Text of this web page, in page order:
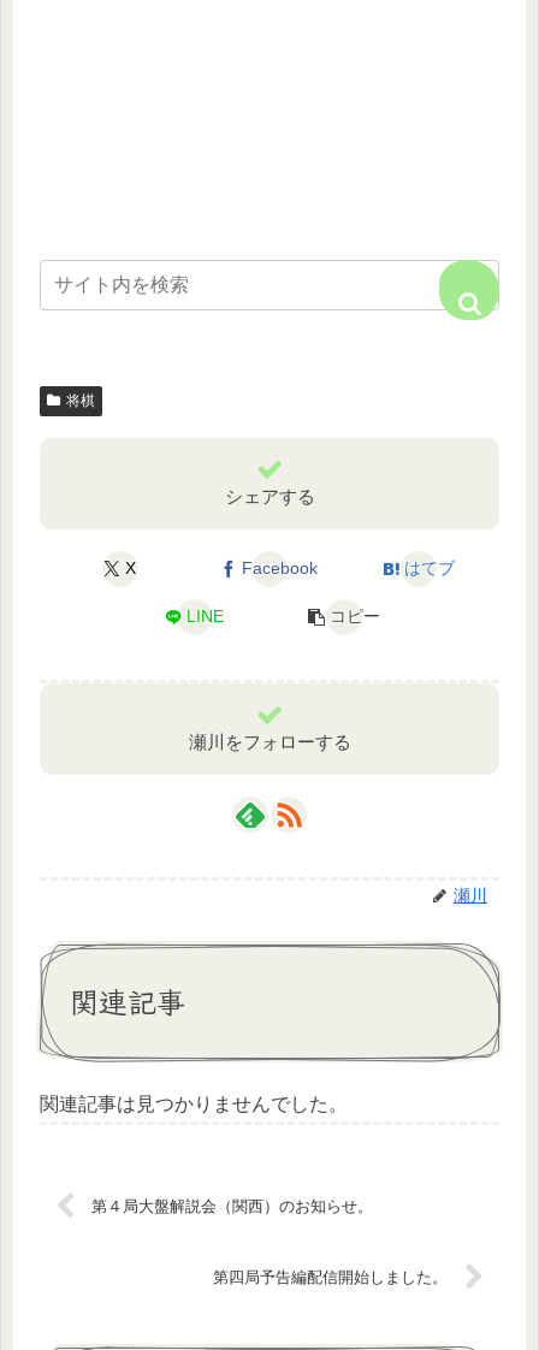
将棋
シェアする
X Facebook はてブ
LINE コピー
瀬川をフォローする
瀬川
関連記事
関連記事は見つかりませんでした。
第４局大盤解説会（関西）のお知らせ。
第四局予告編配信開始しました。